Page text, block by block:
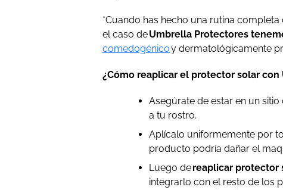
*Cuando has hecho una rutina
el caso deUmbrella Protectores
comedogénicoy dermatológicamente
¿Cómo reaplicar el protector solar con
Asegúrate de estar en un
a tu rostro.
Aplícalo uniformemente por
producto podría dañar el
Luego dereaplicar protector
integrarlo con el resto de los